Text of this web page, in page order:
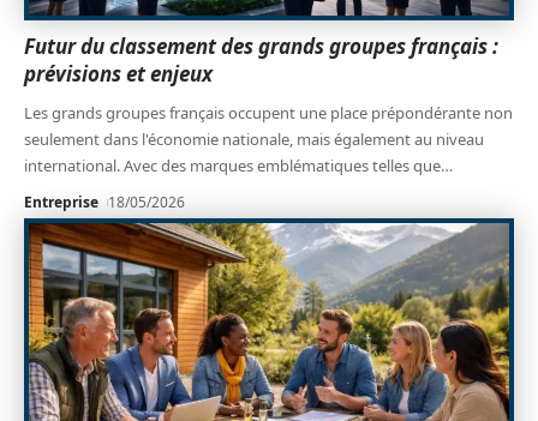
Futur du classement des grands groupes français :
prévisions et enjeux
Les grands groupes français occupent une place prépondérante non
seulement dans l'économie nationale, mais également au niveau
international. Avec des marques emblématiques telles que…
Entreprise 18/05/2026